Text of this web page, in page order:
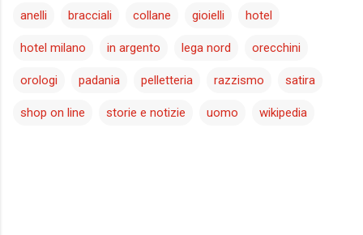
anelli bracciali collane gioielli hotel
hotel milano in argento lega nord orecchini
orologi padania pelletteria razzismo satira
shop on line storie e notizie uomo wikipedia